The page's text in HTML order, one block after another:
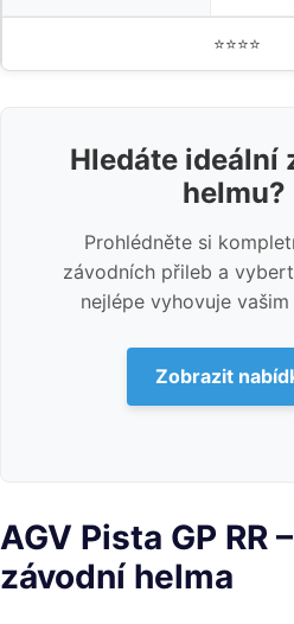
⭐⭐⭐⭐
Hledáte ideální
helmu?
Prohlédněte si
závodních přileb a
nejlépe vyhovuje
Zobrazit
AGV Pista GP RR
závodní helma